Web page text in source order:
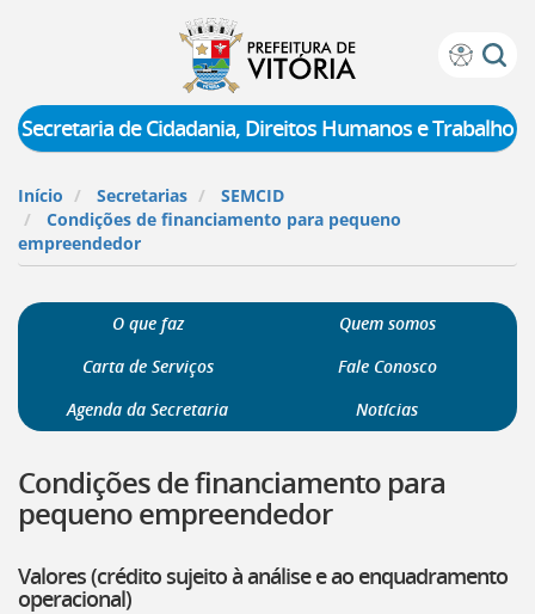
Prefeitura
Vitória
teclado:
para
a
página
de
acessibilidade
para
a
inicial
Portal
Ir
para
Secretaria de Cidadania, Direitos Humanos e Trabalho
Início Secretarias
SEMCID
Condições de financiamento para pequeno
empreendedor
O que faz
Quem somos
Carta de Serviços
Fale Conosco
Agenda da Secretaria
Notícias
Condições de financiamento para
pequeno empreendedor
Valores (crédito sujeito à análise e ao enquadramento
operacional)